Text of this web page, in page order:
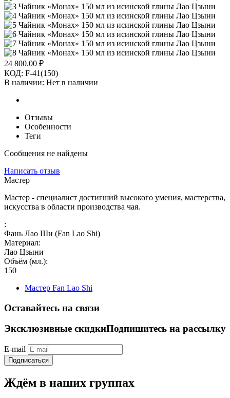
24 800.00 ₽
КОД: F-41(150)
В наличии: Нет в наличии
Отзывы
Особенности
Теги
Сообщения не найдены
Написать отзыв
Мастер
Мастер - специалист достигший высокого умения, мастерства,
искусства в области производства чая.
:
Фань Лао Ши (Fan Lao Shi)
Материал:
Лао Цзыни
Объём (мл.):
150
Мастер Fan Lao Shi
Оставайтесь на связи
Эксклюзивные скидкиПодпишитесь на рассылку
E-mail
Подписаться
Ждём в наших группах